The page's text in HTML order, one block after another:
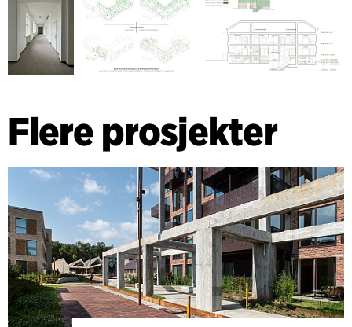
Flere prosjekter